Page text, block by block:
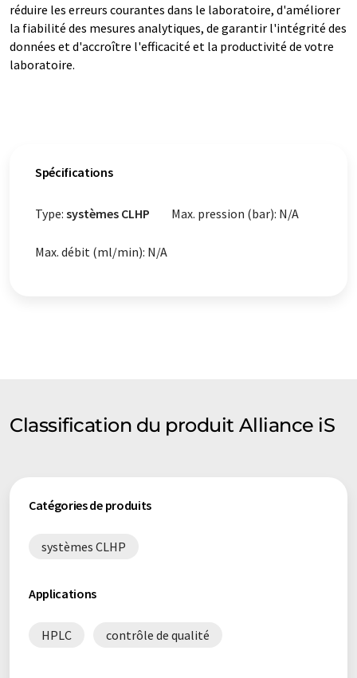
réduire les erreurs courantes dans le laboratoire, d'améliorer
la fiabilité des mesures analytiques, de garantir l'intégrité des
données et d'accroître l'efficacité et la productivité de votre
laboratoire.
Spécifications
Type: systèmes CLHP Max. pression (bar): N/A
Max. débit (ml/min): N/A
Classification du produit Alliance iS
Catégories de produits
systèmes CLHP
Applications
HPLC contrôle de qualité